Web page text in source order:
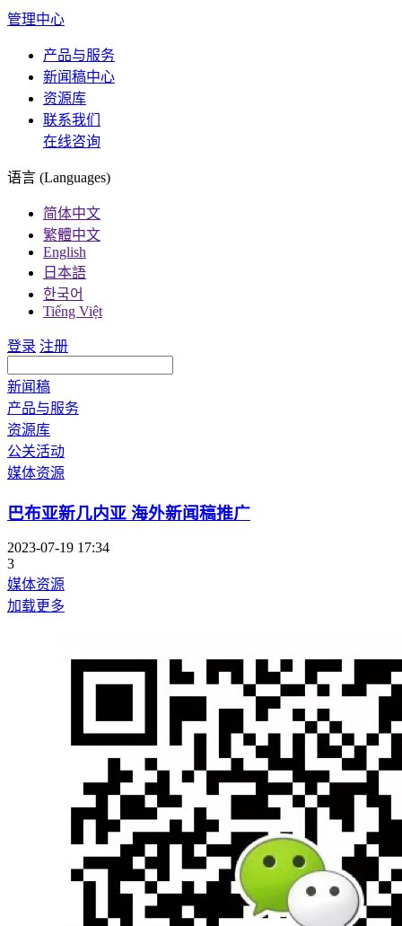
管理中心
产品与服务
新闻稿中心
资源库
联系我们
在线咨询
语言 (Languages)
简体中文
繁體中文
English
日本語
한국어
Tiếng Việt
登录 注册
新闻稿
产品与服务
资源库
公关活动
媒体资源
巴布亚新几内亚 海外新闻稿推广
2023-07-19 17:34
3
媒体资源
加载更多